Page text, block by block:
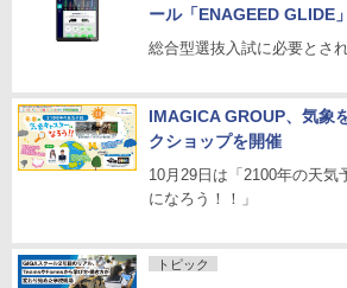
ール「ENAGEED GLIDE
総合型選抜入試に必要とさ
IMAGICA GROUP、気象
クショップを開催
10月29日は「2100年の天
になろう！！」
トピック